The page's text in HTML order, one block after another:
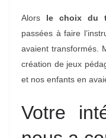
Alors le choix du
passées à faire
avaient transformés.
création de jeux
et nos enfants en
Votre